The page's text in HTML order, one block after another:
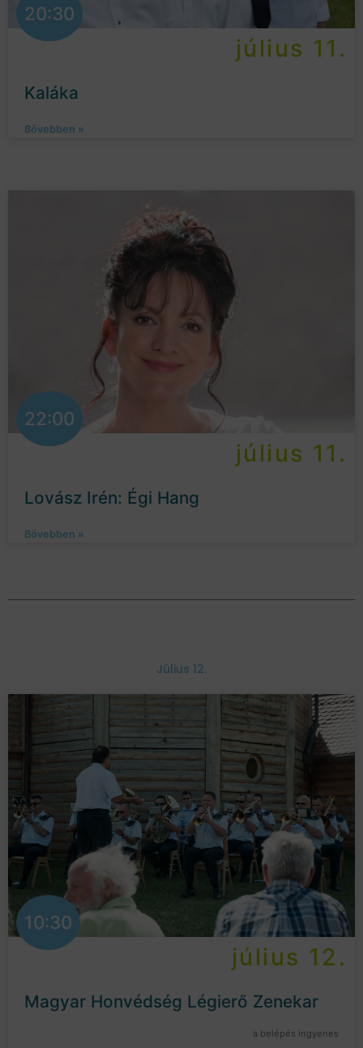
20:30
július 11.
Kaláka
Bővebben »
22:00
július 11.
Lovász Irén: Égi Hang
Bővebben »
Július 12.
10:30
július 12.
Magyar Honvédség Légierő Zenekar
a belépés ingyenes